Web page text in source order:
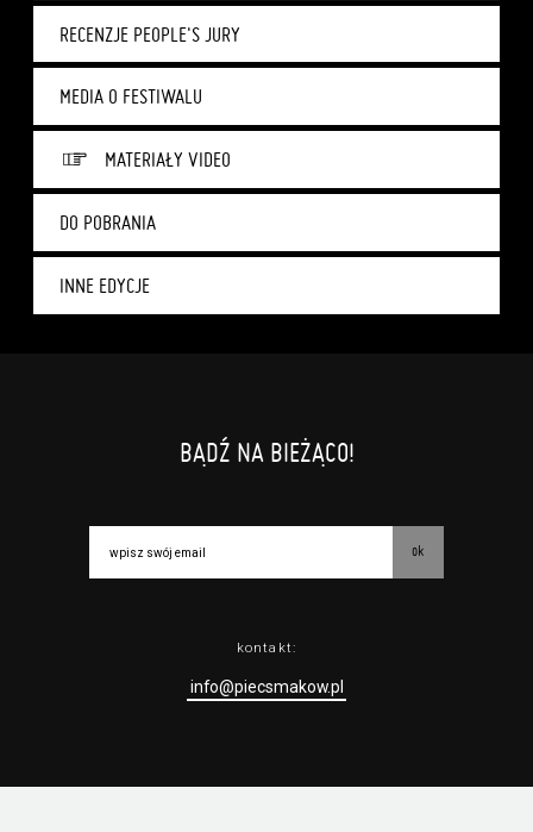
RECENZJE PEOPLE'S JURY
MEDIA O FESTIWALU
MATERIAŁY VIDEO
DO POBRANIA
INNE EDYCJE
BĄDŹ NA BIEŻĄCO!
ok
kontakt:
info@piecsmakow.pl